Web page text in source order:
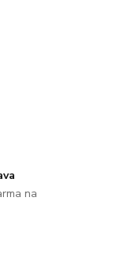
na